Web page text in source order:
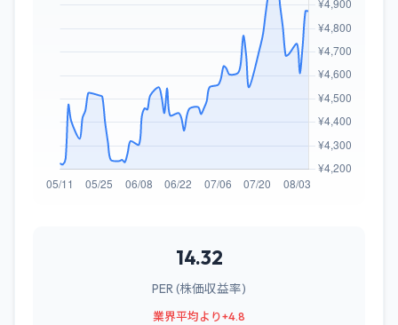
14.32
PER (株価収益率)
業界平均より+4.8